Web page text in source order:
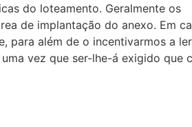
do loteamento. Geralmente os
de implantação do anexo. Em
para além de o incentivarmos a
vez que ser-lhe-á exigido que